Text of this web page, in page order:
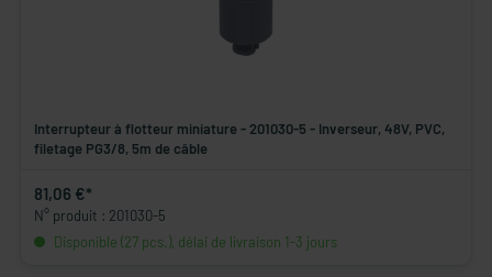
Interrupteur à flotteur miniature - 201030-5 - Inverseur, 48V, PVC,
filetage PG3/8, 5m de câble
81,06 €*
N° produit : 201030-5
Disponible (27 pcs.), délai de livraison 1-3 jours